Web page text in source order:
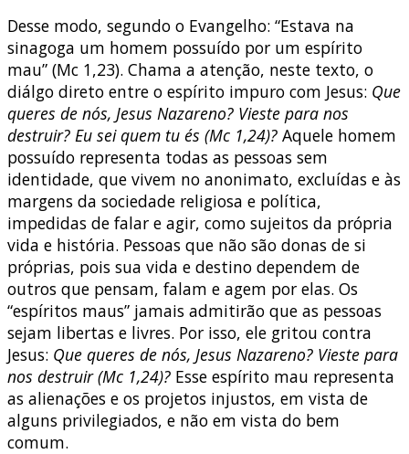
Desse modo, segundo o Evangelho: “Estava na
sinagoga um homem possuído por um espírito
mau” (Mc 1,23). Chama a atenção, neste texto, o
diálgo direto entre o espírito impuro com Jesus: Que
queres de nós, Jesus Nazareno? Vieste para nos
destruir? Eu sei quem tu és (Mc 1,24)? Aquele homem
possuído representa todas as pessoas sem
identidade, que vivem no anonimato, excluídas e às
margens da sociedade religiosa e política,
impedidas de falar e agir, como sujeitos da própria
vida e história. Pessoas que não são donas de si
próprias, pois sua vida e destino dependem de
outros que pensam, falam e agem por elas. Os
“espíritos maus” jamais admitirão que as pessoas
sejam libertas e livres. Por isso, ele gritou contra
Jesus: Que queres de nós, Jesus Nazareno? Vieste para
nos destruir (Mc 1,24)? Esse espírito mau representa
as alienações e os projetos injustos, em vista de
alguns privilegiados, e não em vista do bem
comum.